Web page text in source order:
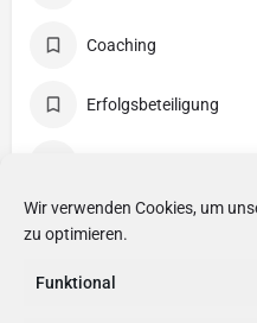
Wir verwenden Cookies, um
zu optimieren.
Funktional
Coaching
Erfolgsbeteiligung
Home Office
Kantine/Café